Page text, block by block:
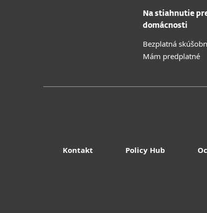
Na stiahnutie
domácnosti
Bezplatná
Mám predplatné
Kontakt Policy Hub